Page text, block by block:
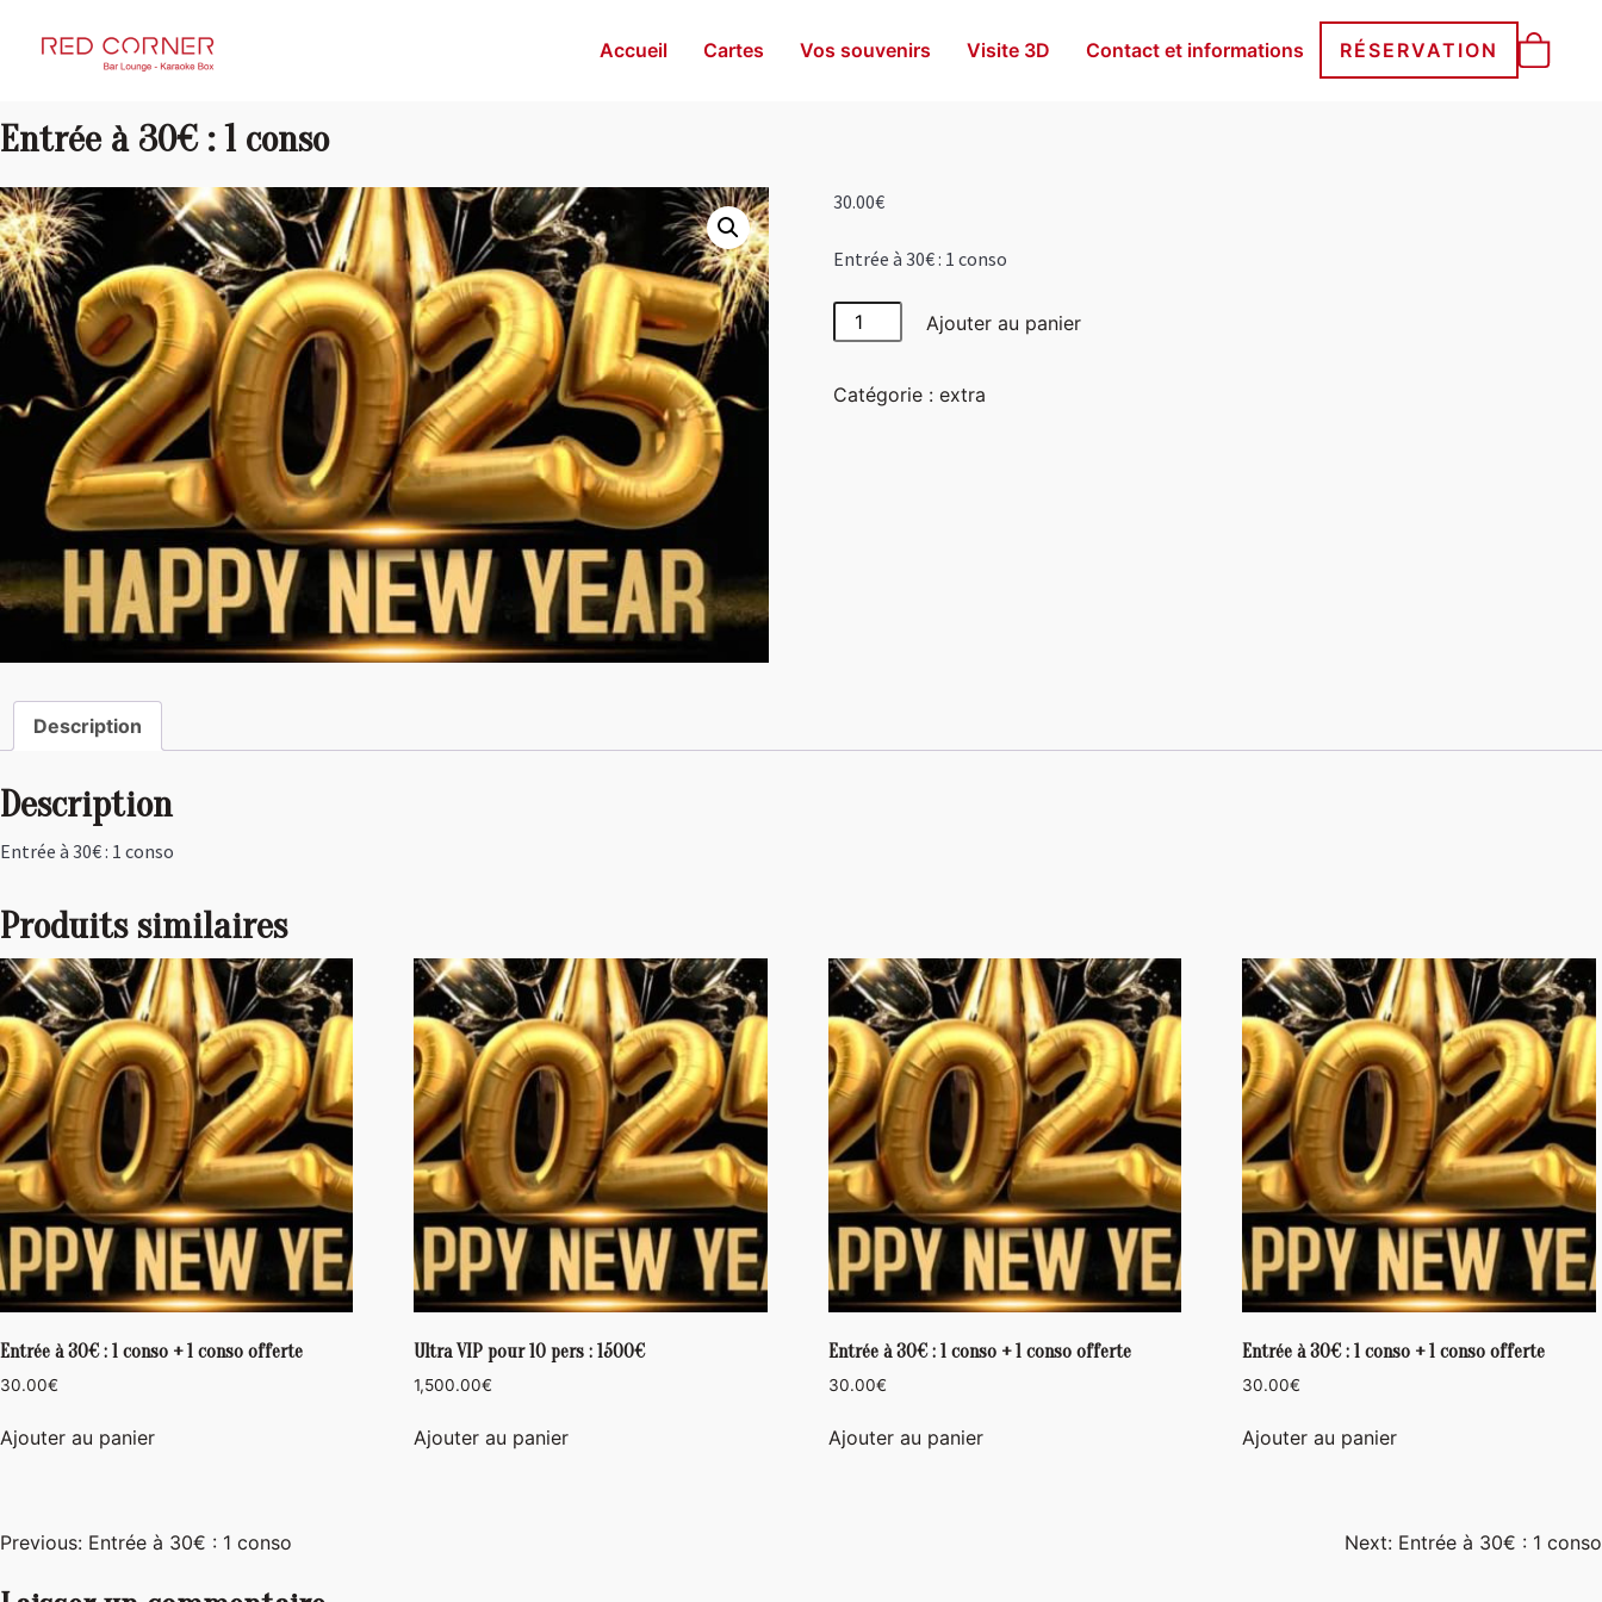
RED CORNER Accueil Cartes Vos souvenirs Visite 3D Contact et informations RÉSERVATION
Entrée à 30€ : 1 conso
30.00€
Entrée à 30€ : 1 conso
quantité
de
à
Ajouter au panier
Catégorie : extra
Description
Description
Entrée à 30€ : 1 conso
Produits similaires
Entrée à 30€ : 1 conso + 1 conso offerte
30.00€
Ajouter au panier
Ultra VIP pour 10 pers : 1500€
1,500.00€
Ajouter au panier
Entrée à 30€ : 1 conso + 1 conso offerte
30.00€
Ajouter au panier
Entrée à 30€ : 1 conso + 1 conso offerte
30.00€
Ajouter au panier
Navigation
Previous: Entrée à 30€ : 1 conso Next: Entrée à 30€ : 1 conso